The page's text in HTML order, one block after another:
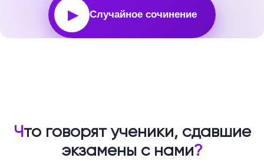
▶ Случайное сочинение
Что говорят ученики, сдавшие
экзамены с нами?